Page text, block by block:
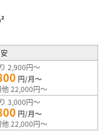
2,900円～
円/月～
22,000円～
3,000円～
円/月～
22,000円～